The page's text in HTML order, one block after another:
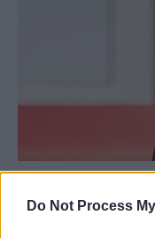
Do Not Process